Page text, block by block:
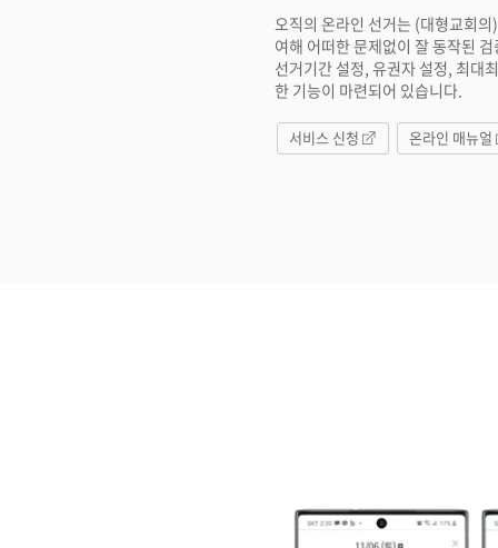
오직의 온라인 선거는 (대형교회
여해 어떠한 문제없이 잘 동작된
선거기간 설정, 유권자 설정, 최대
한 기능이 마련되어 있습니다.
서비스 신청 온라인 매뉴얼